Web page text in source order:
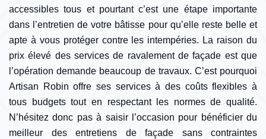
accessibles tous et pourtant c’est une étape importante
dans l’entretien de votre bâtisse pour qu’elle reste belle et
apte à vous protéger contre les intempéries. La raison du
prix élevé des services de ravalement de façade est que
l’opération demande beaucoup de travaux. C’est pourquoi
Artisan Robin offre ses services à des coûts flexibles à
tous budgets tout en respectant les normes de qualité.
N’hésitez donc pas à saisir l’occasion pour bénéficier du
meilleur des entretiens de façade sans contraintes